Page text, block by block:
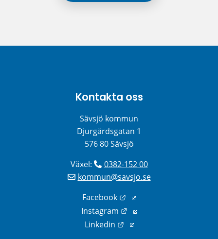
Kontakta oss
Sävsjö kommun
Djurgårdsgatan 1
576 80 Sävsjö
Växel:
0382-152 00
kommun@savsjo.se
Facebook
Länk till annan
Instagram
Länk till annan
Linkedin
Länk till annan webbplats.